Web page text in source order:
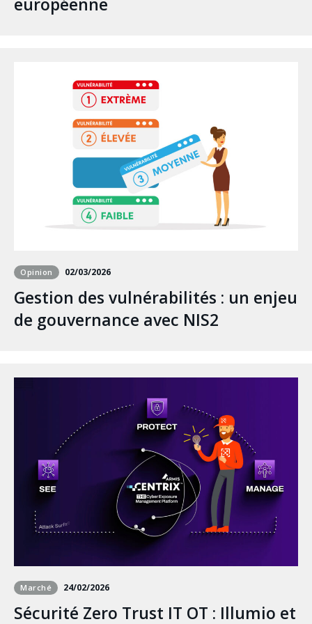
Opinion 02/03/2026
Gestion des vulnérabilités : un enjeu
de gouvernance avec NIS2
Marché 24/02/2026
Sécurité Zero Trust IT OT : Illumio et